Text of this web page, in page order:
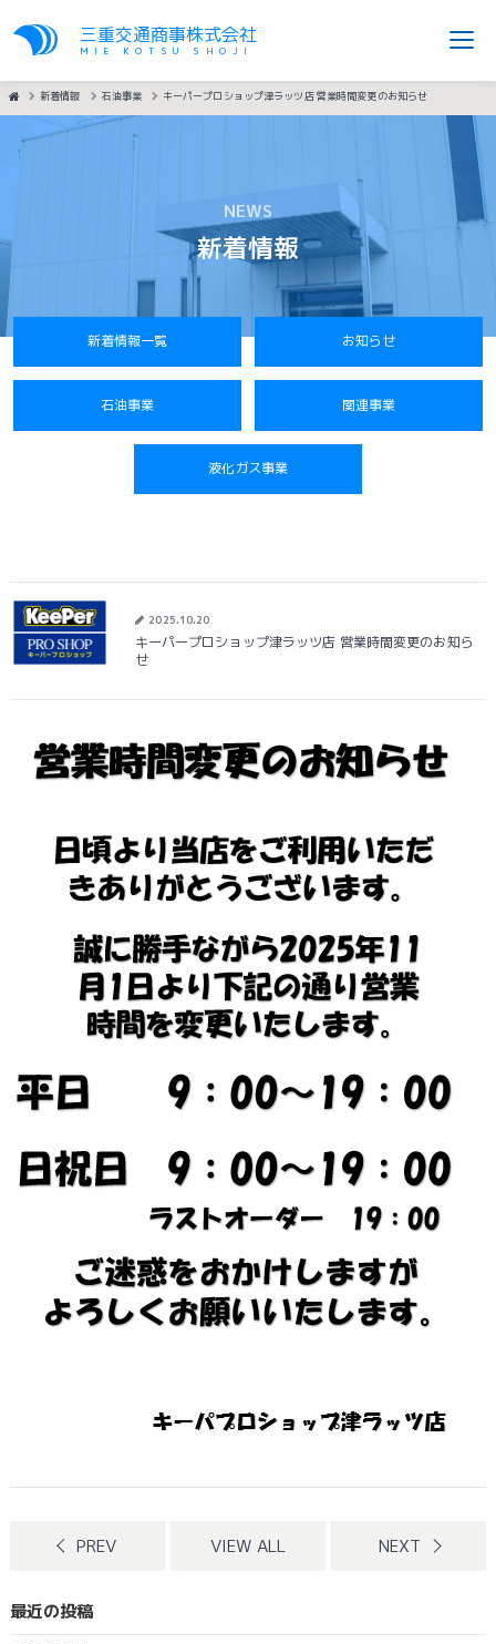
HOME新着情報 石油事業 キーパープロショップ津ラッツ店 営業時間変更のお知らせ
NEWS
新着情報
三重交通商事株式会社
MIE KOTSU SHOJI
新着情報一覧 お知らせ
石油事業 関連事業
液化ガス事業
2025.10.20
キーパープロショップ津ラッツ店 営業時間変更のお知ら
せ
PREV VIEW ALL NEXT
最近の投稿